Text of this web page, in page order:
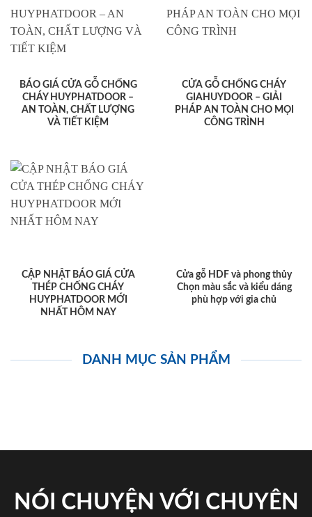
BÁO GIÁ CỬA GỖ CHỐNG
CHÁY HUYPHATDOOR –
AN TOÀN, CHẤT LƯỢNG
VÀ TIẾT KIỆM
CỬA GỖ CHỐNG CHÁY
GIAHUYDOOR – GIẢI
PHÁP AN TOÀN CHO MỌI
CÔNG TRÌNH
CẬP NHẬT BÁO GIÁ CỬA
THÉP CHỐNG CHÁY
HUYPHATDOOR MỚI
NHẤT HÔM NAY
Cửa gỗ HDF và phong thủy
Chọn màu sắc và kiểu dáng
phù hợp với gia chủ
DANH MỤC SẢN PHẨM
NÓI CHUYỆN VỚI CHUYÊN